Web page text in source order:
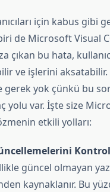
için kabus gibi
de Microsoft Visual
çıkan bu hata,
ve işlerini aksatabilir.
gerek yok çünkü bu
yolu var. İşte size
etkili yolları:
güncel olmayan
kaynaklanır. Bu